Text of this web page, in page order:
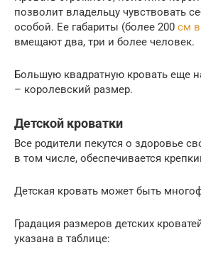
позволит владельцу чувствовать
особой. Ее габариты (более 200 см
вмещают два, три и более человек.
Большую квадратную кровать еще
– королевский размер.
Детской кроватки
Все родители пекутся о здоровье
в том числе, обеспечивается
Детская кровать может быть
Градация размеров детских
указана в таблице: